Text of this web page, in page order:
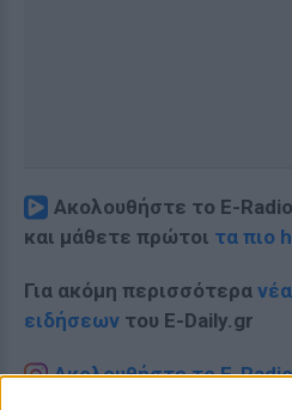
Ακολουθήστε το E-
και μάθετε πρώτοι τα πιο
Για ακόμη περισσότερα νέα
ειδήσεων του E-Daily.gr
Ακολουθήστε το E-